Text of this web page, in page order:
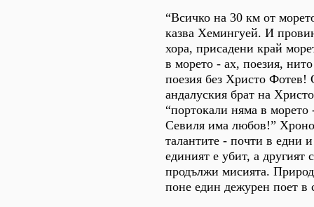
“Всичко на 30 км от
казва Хемингуей. И
хора, присадени край
в морето - ах, поезия,
поезия без Христо Фотев!
андалуския брат на
“портокали няма в
Севиля има любов!”
талантите - почти в едни
единият е убит, а другият
продължи мисията.
поне един дежурен поет в